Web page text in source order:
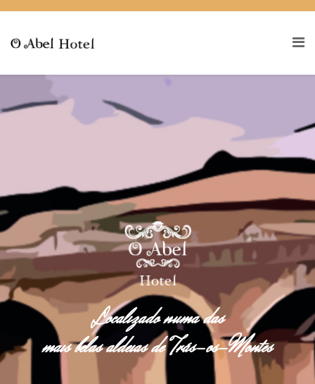
Localizado numa das
mais belas aldeias de Trás-os-Montes